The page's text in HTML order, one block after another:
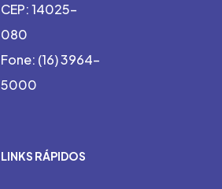
CEP: 14025-
080
Fone: (16) 3964-
5000
LINKS RÁPIDOS